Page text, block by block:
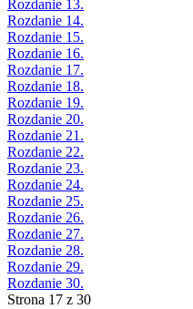
Rozdanie 13.
Rozdanie 14.
Rozdanie 15.
Rozdanie 16.
Rozdanie 17.
Rozdanie 18.
Rozdanie 19.
Rozdanie 20.
Rozdanie 21.
Rozdanie 22.
Rozdanie 23.
Rozdanie 24.
Rozdanie 25.
Rozdanie 26.
Rozdanie 27.
Rozdanie 28.
Rozdanie 29.
Rozdanie 30.
Strona 17 z 30